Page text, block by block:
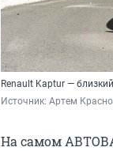
Renault Kaptur —
Источник: Артем
На самом